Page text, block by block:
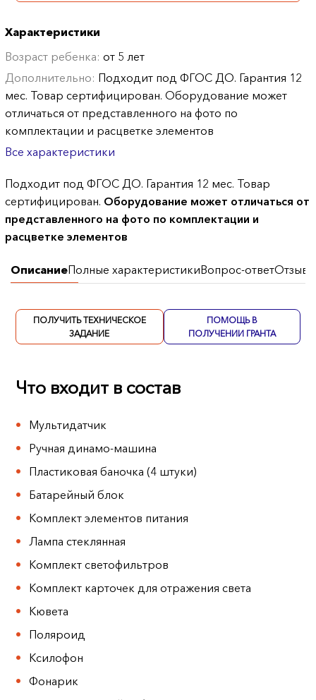
Характеристики
Возраст ребенка:от 5 лет
Дополнительно: Подходит под ФГОС ДО. Гарантия 12
мес. Товар сертифицирован. Оборудование может
отличаться от представленного на фото по
комплектации и расцветке элементов
Все характеристики
Подходит под ФГОС ДО. Гарантия 12 мес. Товар
сертифицирован. Оборудование может отличаться от
представленного на фото по комплектации и
расцветке элементов
ОписаниеПолные характеристикиВопрос-ответОтзывы
ПОЛУЧИТЬ ТЕХНИЧЕСКОЕ
ЗАДАНИЕ
ПОМОЩЬ В
ПОЛУЧЕНИИ ГРАНТА
Что входит в состав
Мультидатчик
Ручная динамо-машина
Пластиковая баночка (4 штуки)
Батарейный блок
Комплект элементов питания
Лампа стеклянная
Комплект светофильтров
Комплект карточек для отражения света
Кювета
Поляроид
Ксилофон
Фонарик